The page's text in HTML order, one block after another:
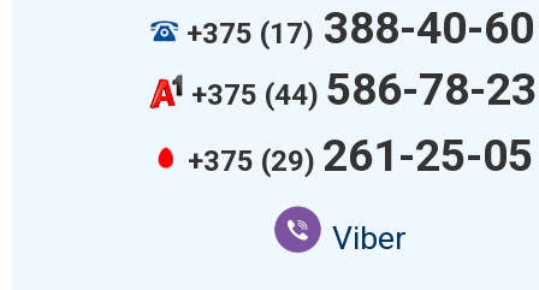
+375 (17) 388-40-60
+375 (44) 586-78-23
+375 (29) 261-25-05
Viber